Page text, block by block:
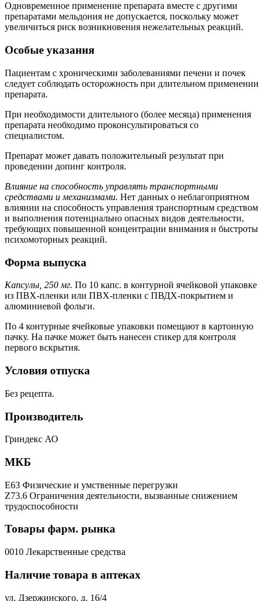
Одновременное применение препарата вместе с другими
препаратами мельдония не допускается, поскольку может
увеличиться риск возникновения нежелательных реакций.
Особые указания
Пациентам с хроническими заболеваниями печени и почек
следует соблюдать осторожность при длительном применении
препарата.
При необходимости длительного (более месяца) применения
препарата необходимо проконсультироваться со
специалистом.
Препарат может давать положительный результат при
проведении допинг контроля.
Влияние на способность управлять транспортными
средствами и механизмами. Нет данных о неблагоприятном
влиянии на способность управления транспортным средством
и выполнения потенциально опасных видов деятельности,
требующих повышенной концентрации внимания и быстроты
психомоторных реакций.
Форма выпуска
Капсулы, 250 мг. По 10 капс. в контурной ячейковой упаковке
из ПВХ-пленки или ПВХ-пленки с ПВДХ-покрытием и
алюминиевой фольги.
По 4 контурные ячейковые упаковки помещают в картонную
пачку. На пачке может быть нанесен стикер для контроля
первого вскрытия.
Условия отпуска
Без рецепта.
Производитель
Гриндекс АО
МКБ
E63 Физические и умственные перегрузки
Z73.6 Ограничения деятельности, вызванные снижением
трудоспособности
Товары фарм. рынка
0010 Лекарственные средства
Наличие товара в аптеках
ул. Дзержинского, д. 16/4